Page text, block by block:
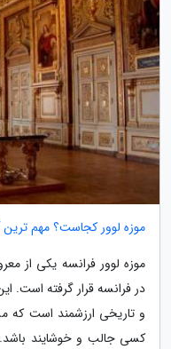
موزه لوور کجاست؟ مهم ترین
موزه لوور فرانسه یکی از
در فرانسه قرار گرفته است.
و تاریخی ارزشمند است که
کسی جالب و خوشایند